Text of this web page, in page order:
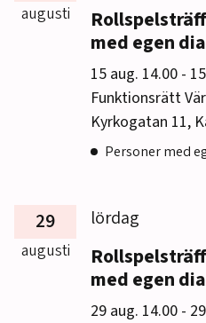
augusti
med egen
15 aug. 14.00 till
-
Funktionsrätt
Kyrkogatan 11,
Personer med
29
augusti
lördag
med egen
29 aug. 14.00 till
-